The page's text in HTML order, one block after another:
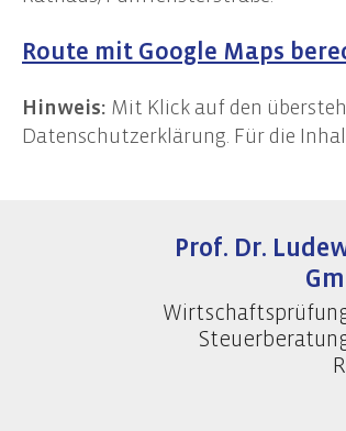
Route mit Google Maps
Hinweis: Mit Klick auf den
Datenschutzerklärung. Für die
Prof. Dr.